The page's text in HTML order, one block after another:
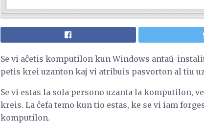
Se vi aĉetis komputilon kun Windows antaŭ-
petis krei uzanton kaj vi atribuis pasvorton al tiu
Se vi estas la sola persono uzanta la komputilon,
kreis. La ĉefa temo kun tio estas, ke se vi iam
komputilon.